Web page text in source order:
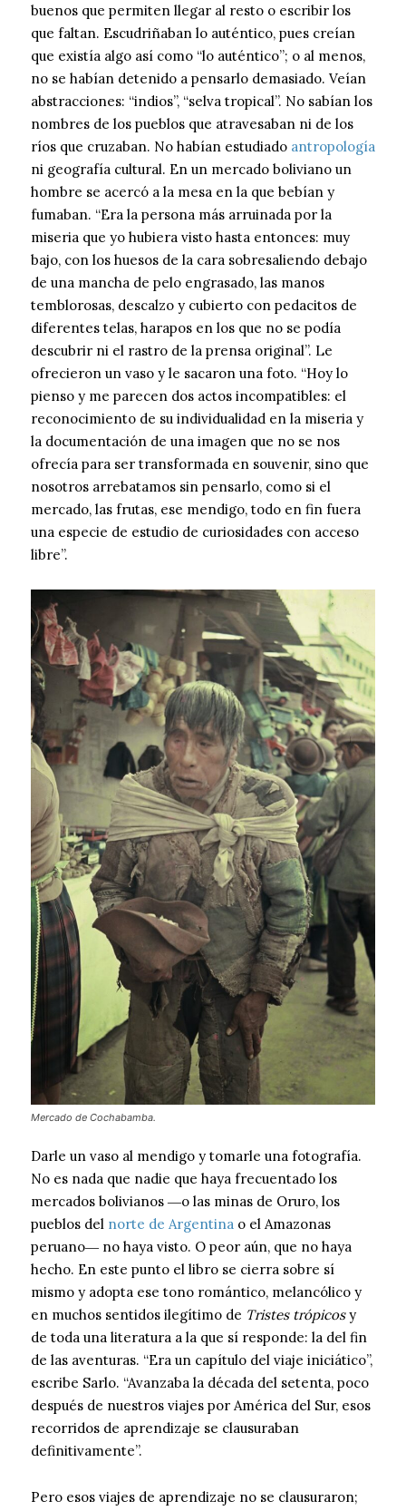
buenos que permiten llegar al resto o escribir los
que faltan. Escudriñaban lo auténtico, pues creían
que existía algo así como “lo auténtico”; o al menos,
no se habían detenido a pensarlo demasiado. Veían
abstracciones: “indios”, “selva tropical”. No sabían los
nombres de los pueblos que atravesaban ni de los
ríos que cruzaban. No habían estudiado antropología
ni geografía cultural. En un mercado boliviano un
hombre se acercó a la mesa en la que bebían y
fumaban. “Era la persona más arruinada por la
miseria que yo hubiera visto hasta entonces: muy
bajo, con los huesos de la cara sobresaliendo debajo
de una mancha de pelo engrasado, las manos
temblorosas, descalzo y cubierto con pedacitos de
diferentes telas, harapos en los que no se podía
descubrir ni el rastro de la prensa original”. Le
ofrecieron un vaso y le sacaron una foto. “Hoy lo
pienso y me parecen dos actos incompatibles: el
reconocimiento de su individualidad en la miseria y
la documentación de una imagen que no se nos
ofrecía para ser transformada en souvenir, sino que
nosotros arrebatamos sin pensarlo, como si el
mercado, las frutas, ese mendigo, todo en fin fuera
una especie de estudio de curiosidades con acceso
libre”.
Mercado de Cochabamba.
Darle un vaso al mendigo y tomarle una fotografía.
No es nada que nadie que haya frecuentado los
mercados bolivianos ―o las minas de Oruro, los
pueblos del norte de Argentina o el Amazonas
peruano― no haya visto. O peor aún, que no haya
hecho. En este punto el libro se cierra sobre sí
mismo y adopta ese tono romántico, melancólico y
en muchos sentidos ilegítimo de Tristes trópicosy
de toda una literatura a la que sí responde: la del fin
de las aventuras. “Era un capítulo del viaje iniciático”,
escribe Sarlo. “Avanzaba la década del setenta, poco
después de nuestros viajes por América del Sur, esos
recorridos de aprendizaje se clausuraban
definitivamente”.
Pero esos viajes de aprendizaje no se clausuraron;